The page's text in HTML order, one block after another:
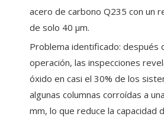
acero de carbono Q235 con un
de solo 40 μm.
Problema identificado: después
operación, las inspecciones
óxido en casi el 30% de los
algunas columnas corroídas a
mm, lo que reduce la capacidad